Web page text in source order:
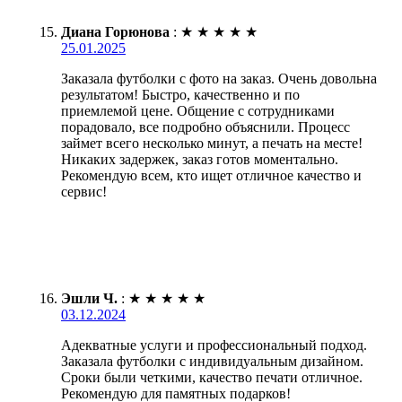
Диана Горюнова : ★ ★ ★ ★ ★
25.01.2025
Заказала футболки с фото на заказ. Очень довольна
результатом! Быстро, качественно и по
приемлемой цене. Общение с сотрудниками
порадовало, все подробно объяснили. Процесс
займет всего несколько минут, а печать на месте!
Никаких задержек, заказ готов моментально.
Рекомендую всем, кто ищет отличное качество и
сервис!
Эшли Ч. : ★ ★ ★ ★ ★
03.12.2024
Адекватные услуги и профессиональный подход.
Заказала футболки с индивидуальным дизайном.
Сроки были четкими, качество печати отличное.
Рекомендую для памятных подарков!